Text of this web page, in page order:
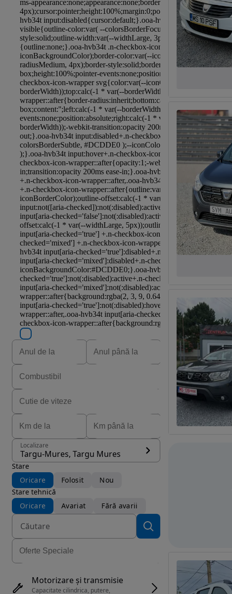
Localizare
Targu-Mures, Targu Mures
Stare
Oricare
Folosit
Nou
Stare tehnică
Oricare
Avariat Fără avarii
Motorizare și transmisie
Capacitate cilindrica, putere,